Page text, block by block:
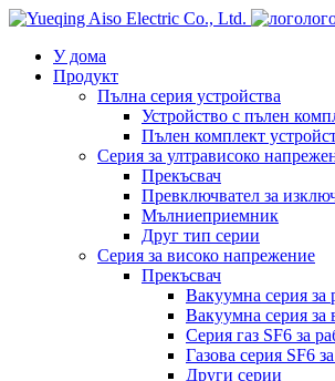
У дома
Продукт
Пълна серия устройства
Устройство с пълен
Пълен комплект
Серия за ултрависоко
Прекъсвач
Превключвател за
Мълниеприемник
Друг тип серии
Серия за високо напрежение
Прекъсвач
Вакуумна серия за
Вакуумна серия
Серия газ SF6 за
Газова серия SF6
Други серии